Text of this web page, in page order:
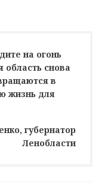
на огонь
область снова
в
жизнь для
губернатор
Ленобласти